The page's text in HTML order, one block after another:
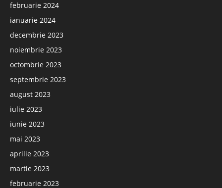
februarie 2024
ianuarie 2024
decembrie 2023
noiembrie 2023
octombrie 2023
septembrie 2023
august 2023
iulie 2023
iunie 2023
mai 2023
aprilie 2023
martie 2023
februarie 2023